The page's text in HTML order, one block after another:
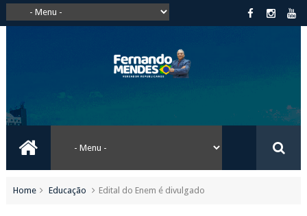
Home Educação Edital do Enem é divulgado